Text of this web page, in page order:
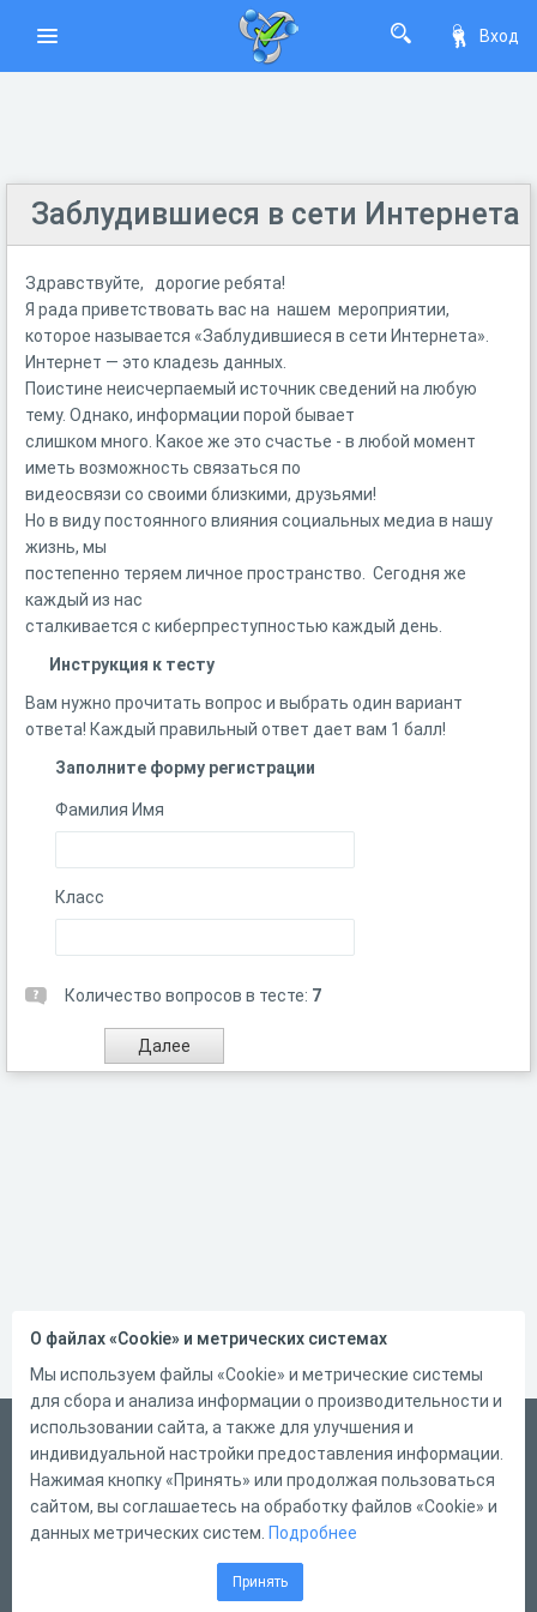
Вход
Заблудившиеся в сети Интернета
Здравствуйте, дорогие ребята!
Я рада приветствовать вас на нашем мероприятии,
которое называется «Заблудившиеся в сети Интернета».
Интернет — это кладезь данных.
Поистине неисчерпаемый источник сведений на любую
тему. Однако, информации порой бывает
слишком много. Какое же это счастье - в любой момент
иметь возможность связаться по
видеосвязи со своими близкими, друзьями!
Но в виду постоянного влияния социальных медиа в нашу
жизнь, мы
постепенно теряем личное пространство. Сегодня же
каждый из нас
сталкивается с киберпреступностью каждый день.
Инструкция к тесту
Вам нужно прочитать вопрос и выбрать один вариант
ответа! Каждый правильный ответ дает вам 1 балл!
Заполните форму регистрации
Фамилия Имя
Класс
Количество вопросов в тесте: 7
Русский
Справка
Форма обратной связи
О файлах «Cookie» и метрических системах
Мы используем файлы «Cookie» и метрические системы
для сбора и анализа информации о производительности и
использовании сайта, а также для улучшения и
индивидуальной настройки предоставления информации.
Нажимая кнопку «Принять» или продолжая пользоваться
сайтом, вы соглашаетесь на обработку файлов «Cookie» и
данных метрических систем. Подробнее
Принять